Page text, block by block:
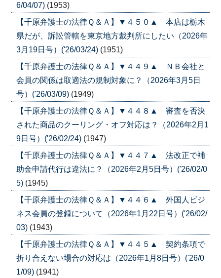
6/04/07) (1953)
【千原弁護士の法律Ｑ＆Ａ】▼４５０▲ 本店は栃木
県だが、訴訟管轄を東京地方裁判所にしたい（2026年
3月19日号）('26/03/24) (1951)
【千原弁護士の法律Ｑ＆Ａ】▼４４９▲ ＮＢ会社と
会員の関係は取適法の規制対象に？（2026年3月5日
号）('26/03/09) (1949)
【千原弁護士の法律Ｑ＆Ａ】▼４４８▲ 審査を否決
された商品のクーリング・オフ対応は？（2026年2月1
9日号）('26/02/24) (1947)
【千原弁護士の法律Ｑ＆Ａ】▼４４７▲ 法改正で補
助金申請代行は違法に？（2026年2月5日号）('26/02/0
5) (1945)
【千原弁護士の法律Ｑ＆Ａ】▼４４６▲ 外国人ビジ
ネス会員の登録について（2026年1月22日号）('26/02/
03) (1943)
【千原弁護士の法律Ｑ＆Ａ】▼４４５▲ 契約条項で
折り合えない場合の対応は（2026年1月8日号）('26/0
1/09) (1941)